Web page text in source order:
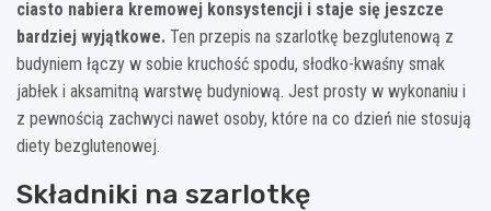
ciasto nabiera kremowej konsystencji i staje się jeszcze
bardziej wyjątkowe. Ten przepis na szarlotkę bezglutenową z
budyniem łączy w sobie kruchość spodu, słodko-kwaśny smak
jabłek i aksamitną warstwę budyniową. Jest prosty w wykonaniu i
z pewnością zachwyci nawet osoby, które na co dzień nie stosują
diety bezglutenowej.
Składniki na szarlotkę